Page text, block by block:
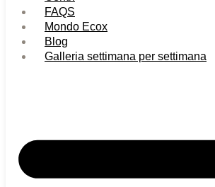
FAQS
Mondo Ecox
Blog
Galleria settimana per settimana